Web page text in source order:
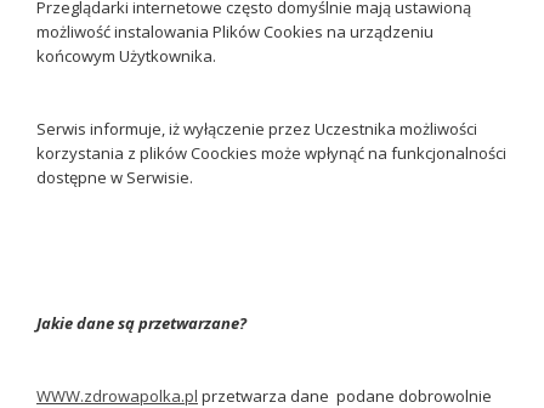
Przeglądarki internetowe często domyślnie mają ustawioną
możliwość instalowania Plików Cookies na urządzeniu
końcowym Użytkownika.
Serwis informuje, iż wyłączenie przez Uczestnika możliwości
korzystania z plików Coockies może wpłynąć na funkcjonalności
dostępne w Serwisie.
Jakie dane są przetwarzane?
WWW.zdrowapolka.pl przetwarza dane podane dobrowolnie